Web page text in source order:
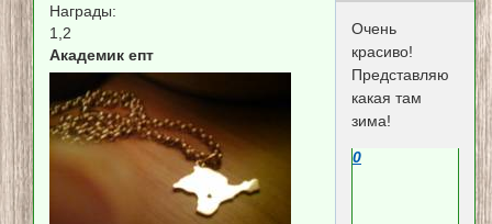
Награды:
1,2
Академик епт
Очень
красиво!
Представляю
какая там
зима!
0